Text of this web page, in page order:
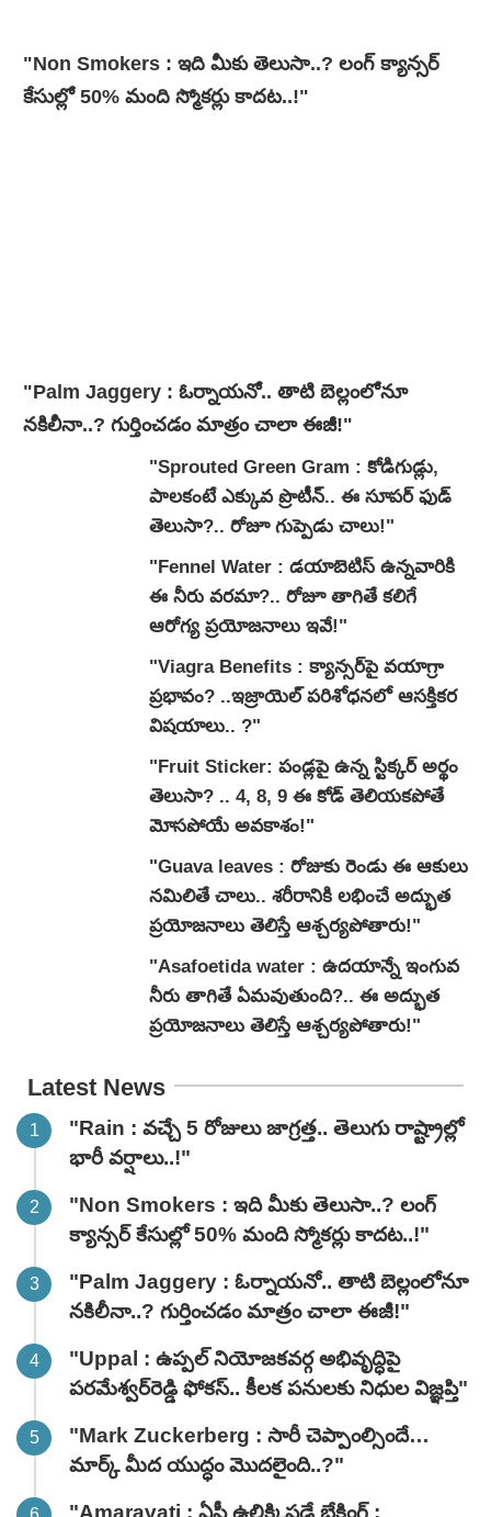
"Non Smokers : ఇది మీకు తెలుసా..? లంగ్ క్యాన్సర్
కేసుల్లో 50% మంది స్మోకర్లు కాదట..!"
"Palm Jaggery : ఓర్నాయనో.. తాటి బెల్లంలోనూ
నకిలీనా..? గుర్తించడం మాత్రం చాలా ఈజీ!"
"Sprouted Green Gram : కోడిగుడ్లు,
పాలకంటే ఎక్కువ ప్రొటీన్.. ఈ సూపర్ ఫుడ్
తెలుసా?.. రోజూ గుప్పెడు చాలు!"
"Fennel Water : డయాబెటిస్ ఉన్నవారికి
ఈ నీరు వరమా?.. రోజూ తాగితే కలిగే
ఆరోగ్య ప్రయోజనాలు ఇవే!"
"Viagra Benefits : క్యాన్సర్‌పై వయాగ్రా
ప్రభావం? ..ఇజ్రాయెల్ పరిశోధనలో ఆసక్తికర
విషయాలు.. ?"
"Fruit Sticker: పండ్లపై ఉన్న స్టిక్కర్ అర్థం
తెలుసా? .. 4, 8, 9 ఈ కోడ్ తెలియకపోతే
మోసపోయే అవకాశం!"
"Guava leaves : రోజుకు రెండు ఈ ఆకులు
నమిలితే చాలు.. శరీరానికి లభించే అద్భుత
ప్రయోజనాలు తెలిస్తే ఆశ్చర్యపోతారు!"
"Asafoetida water : ఉదయాన్నే ఇంగువ
నీరు తాగితే ఏమవుతుంది?.. ఈ అద్భుత
ప్రయోజనాలు తెలిస్తే ఆశ్చర్యపోతారు!"
Latest News
"Rain : వచ్చే 5 రోజులు జాగ్రత్త.. తెలుగు రాష్ట్రాల్లో
భారీ వ‌ర్షాలు..!"
"Non Smokers : ఇది మీకు తెలుసా..? లంగ్
క్యాన్సర్ కేసుల్లో 50% మంది స్మోకర్లు కాదట..!"
"Palm Jaggery : ఓర్నాయనో.. తాటి బెల్లంలోనూ
నకిలీనా..? గుర్తించడం మాత్రం చాలా ఈజీ!"
"Uppal : ఉప్పల్ నియోజకవర్గ అభివృద్ధిపై
పరమేశ్వర్‌రెడ్డి ఫోకస్.. కీలక పనులకు నిధుల విజ్ఞప్తి"
"Mark Zuckerberg : సారీ చెప్పాంల్సిందే…
మార్క్ మీద యుద్ధం మొదలైంది..?"
"Amaravati : ఏపీ ఉలిక్కిపడే బ్రేకింగ్ :